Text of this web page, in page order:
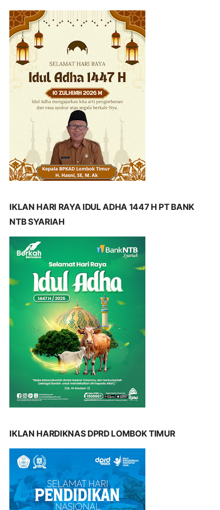
IKLAN HARI RAYA IDUL ADHA 1447 H PT BANK
NTB SYARIAH
IKLAN HARDIKNAS DPRD LOMBOK TIMUR